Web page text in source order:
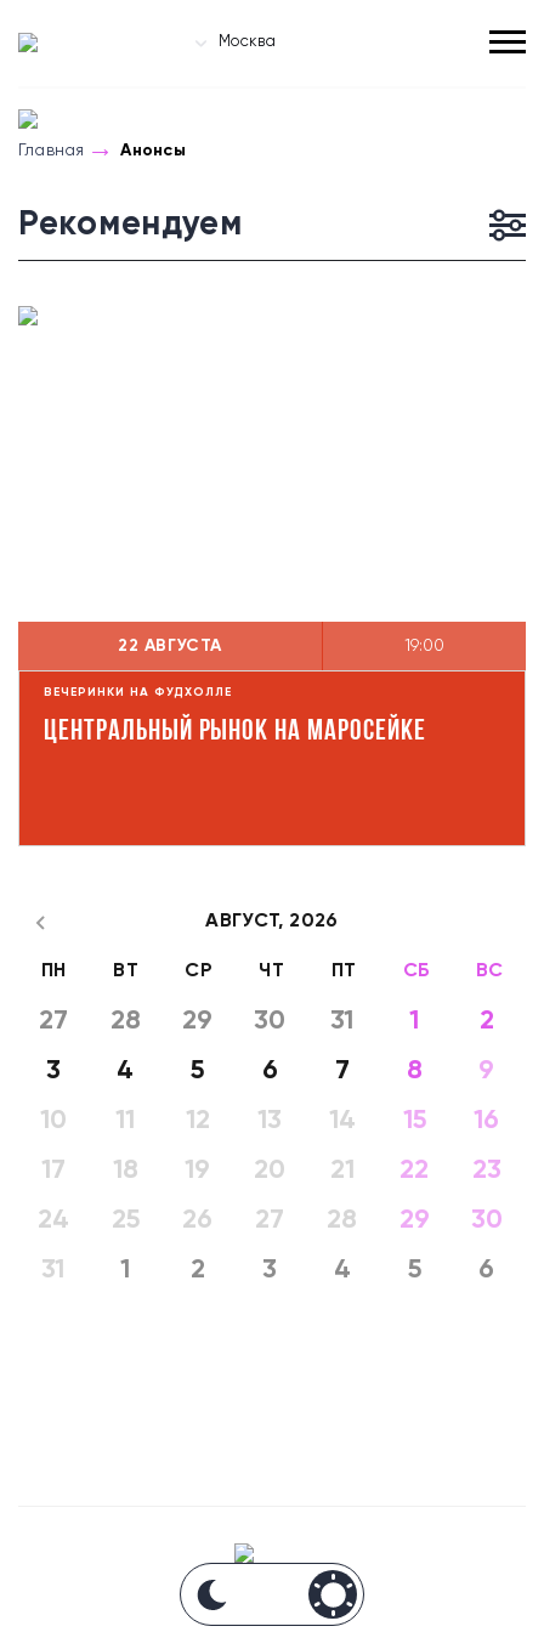
Москва
Главная Анонсы
Рекомендуем
22 АВГУСТА 19:00
ВЕЧЕРИНКИ НА ФУДХОЛЛЕ
Центральный рынок на Маросейке
АВГУСТ, 2026
ПН ВТ СР ЧТ ПТ СБ ВС
27 28 29 30 31 1
2
3
4 5 6 7 8
9
10
11 12 13 14 15
16
17
18 19 20 21 22
23
24
25 26 27 28 29
30
31
1 2 3 4 5 6